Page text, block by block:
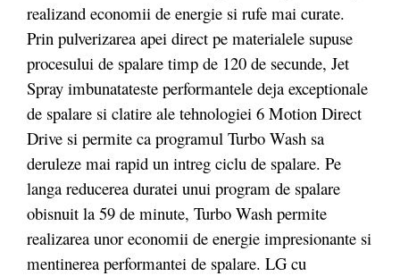
realizand economii de energie si rufe mai curate.
Prin pulverizarea apei direct pe materialele supuse
procesului de spalare timp de 120 de secunde, Jet
Spray imbunatateste performantele deja exceptionale
de spalare si clatire ale tehnologiei 6 Motion Direct
Drive si permite ca programul Turbo Wash sa
deruleze mai rapid un intreg ciclu de spalare. Pe
langa reducerea duratei unui program de spalare
obisnuit la 59 de minute, Turbo Wash permite
realizarea unor economii de energie impresionante si
mentinerea performantei de spalare. LG cu